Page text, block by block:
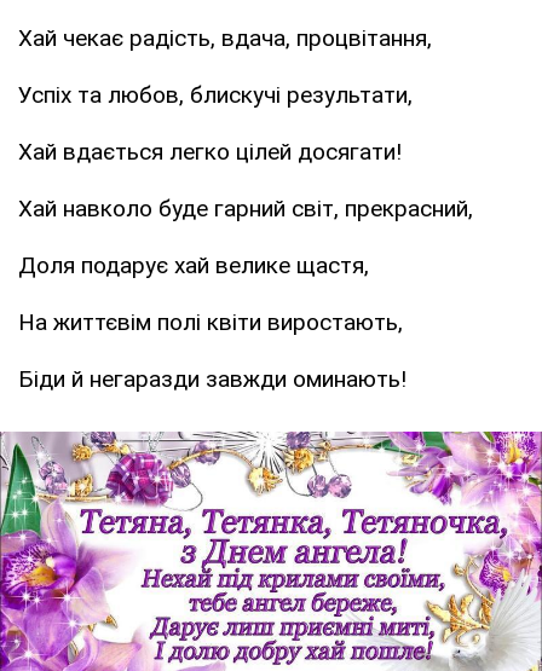
Хай чекає радість, вдача, процвітання,
Успіх та любов, блискучі результати,
Хай вдається легко цілей досягати!
Хай навколо буде гарний світ, прекрасний,
Доля подарує хай велике щастя,
На життєвім полі квіти виростають,
Біди й негаразди завжди оминають!